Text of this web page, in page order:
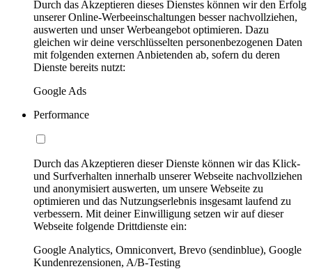
Durch das Akzeptieren dieses Dienstes können wir den Erfolg
unserer Online-Werbeeinschaltungen besser nachvollziehen,
auswerten und unser Werbeangebot optimieren. Dazu
gleichen wir deine verschlüsselten personenbezogenen Daten
mit folgenden externen Anbietenden ab, sofern du deren
Dienste bereits nutzt:
Google Ads
Performance
Durch das Akzeptieren dieser Dienste können wir das Klick-
und Surfverhalten innerhalb unserer Webseite nachvollziehen
und anonymisiert auswerten, um unsere Webseite zu
optimieren und das Nutzungserlebnis insgesamt laufend zu
verbessern. Mit deiner Einwilligung setzen wir auf dieser
Webseite folgende Drittdienste ein:
Google Analytics, Omniconvert, Brevo (sendinblue), Google
Kundenrezensionen, A/B-Testing